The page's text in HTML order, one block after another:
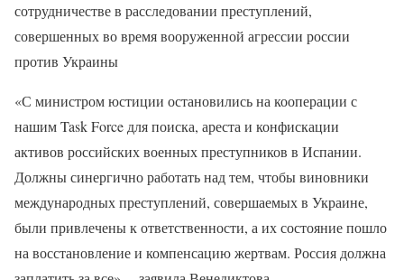
сотрудничестве в расследовании преступлений,
совершенных во время вооруженной агрессии россии
против Украины
«С министром юстиции остановились на кооперации с
нашим Task Force для поиска, ареста и конфискации
активов российских военных преступников в Испании.
Должны синергично работать над тем, чтобы виновники
международных преступлений, совершаемых в Украине,
были привлечены к ответственности, а их состояние пошло
на восстановление и компенсацию жертвам. Россия должна